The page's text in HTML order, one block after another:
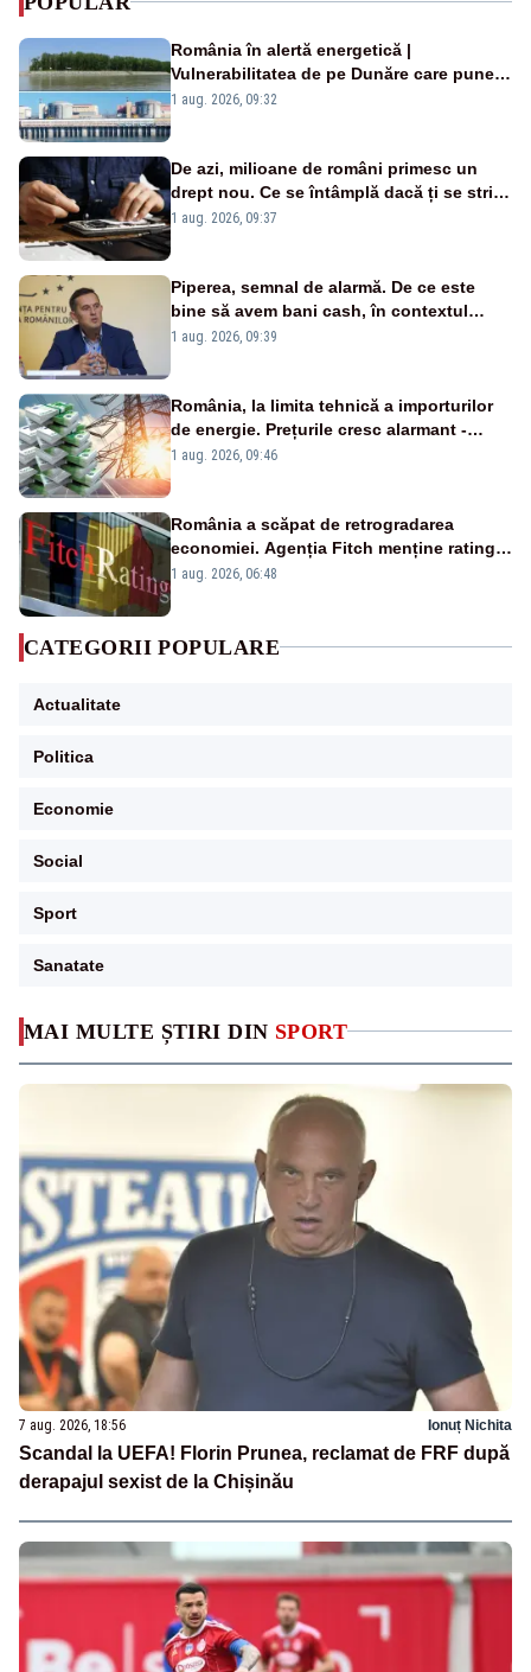
MAI MULTE ȘTIRI DIN SPORT
7 aug. 2026, 18:56 Ionuț Nichita
Scandal la UEFA! Florin Prunea, reclamat de FRF după
derapajul sexist de la Chișinău
România în alertă energetică |
Vulnerabilitatea de pe Dunăre care pune
în pericol Centrala Cernavodă era
1 aug. 2026, 09:32
De azi, milioane de români primesc un
drept nou. Ce se întâmplă dacă ți se strică
un produs
1 aug. 2026, 09:37
Piperea, semnal de alarmă. De ce este
bine să avem bani cash, în contextul
alertei energetice?
1 aug. 2026, 09:39
România, la limita tehnică a importurilor
de energie. Prețurile cresc alarmant -
Analiză Realitatea Plus
1 aug. 2026, 09:46
România a scăpat de retrogradarea
economiei. Agenția Fitch menține ratingul
„BBB-” cu perspectivă negativă
1 aug. 2026, 06:48
CATEGORII POPULARE
Actualitate
Politica
Economie
Social
Sport
Sanatate